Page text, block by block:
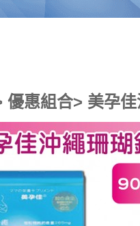
優惠組合> 美孕